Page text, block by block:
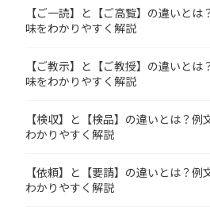
【ご一読】と【ご高覧】の違いと
味をわかりやすく解説
【ご教示】と【ご教授】の違いと
味をわかりやすく解説
【検収】と【検品】の違いとは？
わかりやすく解説
【依頼】と【要請】の違いとは？
わかりやすく解説